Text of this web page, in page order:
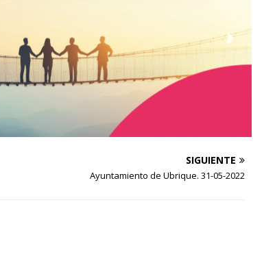
SIGUIENTE
Ayuntamiento de Ubrique. 31-05-2022